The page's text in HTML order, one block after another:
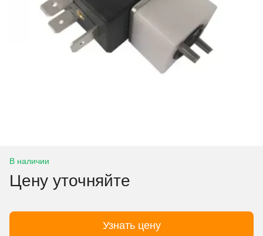
В наличии
Цену уточняйте
Узнать цену